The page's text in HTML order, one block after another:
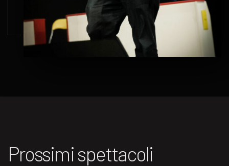
Prossimi spettacoli